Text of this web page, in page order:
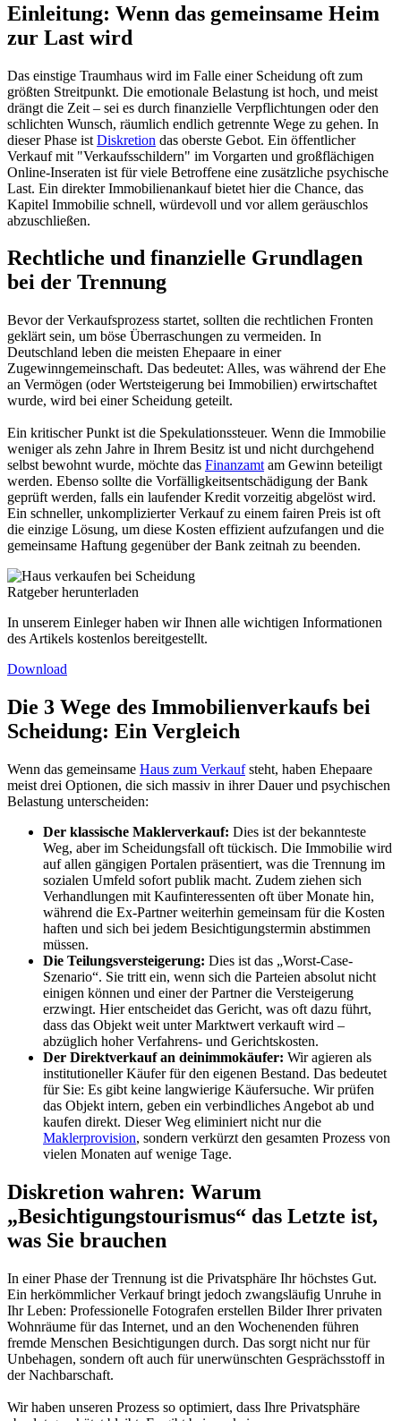
Einleitung: Wenn das gemeinsame Heim
zur Last wird
Das einstige Traumhaus wird im Falle einer Scheidung oft zum
größten Streitpunkt. Die emotionale Belastung ist hoch, und meist
drängt die Zeit – sei es durch finanzielle Verpflichtungen oder den
schlichten Wunsch, räumlich endlich getrennte Wege zu gehen. In
dieser Phase ist Diskretion das oberste Gebot. Ein öffentlicher
Verkauf mit "Verkaufsschildern" im Vorgarten und großflächigen
Online-Inseraten ist für viele Betroffene eine zusätzliche psychische
Last. Ein direkter Immobilienankauf bietet hier die Chance, das
Kapitel Immobilie schnell, würdevoll und vor allem geräuschlos
abzuschließen.
Rechtliche und finanzielle Grundlagen
bei der Trennung
Bevor der Verkaufsprozess startet, sollten die rechtlichen Fronten
geklärt sein, um böse Überraschungen zu vermeiden. In
Deutschland leben die meisten Ehepaare in einer
Zugewinngemeinschaft. Das bedeutet: Alles, was während der Ehe
an Vermögen (oder Wertsteigerung bei Immobilien) erwirtschaftet
wurde, wird bei einer Scheidung geteilt.
Ein kritischer Punkt ist die Spekulationssteuer. Wenn die Immobilie
weniger als zehn Jahre in Ihrem Besitz ist und nicht durchgehend
selbst bewohnt wurde, möchte das Finanzamt am Gewinn beteiligt
werden. Ebenso sollte die Vorfälligkeitsentschädigung der Bank
geprüft werden, falls ein laufender Kredit vorzeitig abgelöst wird.
Ein schneller, unkomplizierter Verkauf zu einem fairen Preis ist oft
die einzige Lösung, um diese Kosten effizient aufzufangen und die
gemeinsame Haftung gegenüber der Bank zeitnah zu beenden.
Ratgeber herunterladen
In unserem Einleger haben wir Ihnen alle wichtigen Informationen
des Artikels kostenlos bereitgestellt.
Download
Die 3 Wege des Immobilienverkaufs bei
Scheidung: Ein Vergleich
Wenn das gemeinsame Haus zum Verkaufsteht, haben Ehepaare
meist drei Optionen, die sich massiv in ihrer Dauer und psychischen
Belastung unterscheiden:
Der klassische Maklerverkauf: Dies ist der bekannteste
Weg, aber im Scheidungsfall oft tückisch. Die Immobilie wird
auf allen gängigen Portalen präsentiert, was die Trennung im
sozialen Umfeld sofort publik macht. Zudem ziehen sich
Verhandlungen mit Kaufinteressenten oft über Monate hin,
während die Ex-Partner weiterhin gemeinsam für die Kosten
haften und sich bei jedem Besichtigungstermin abstimmen
müssen.
Die Teilungsversteigerung: Dies ist das „Worst-Case-
Szenario“. Sie tritt ein, wenn sich die Parteien absolut nicht
einigen können und einer der Partner die Versteigerung
erzwingt. Hier entscheidet das Gericht, was oft dazu führt,
dass das Objekt weit unter Marktwert verkauft wird –
abzüglich hoher Verfahrens- und Gerichtskosten.
Der Direktverkauf an deinimmokäufer: Wir agieren als
institutioneller Käufer für den eigenen Bestand. Das bedeutet
für Sie: Es gibt keine langwierige Käufersuche. Wir prüfen
das Objekt intern, geben ein verbindliches Angebot ab und
kaufen direkt. Dieser Weg eliminiert nicht nur die
Maklerprovision, sondern verkürzt den gesamten Prozess von
vielen Monaten auf wenige Tage.
Diskretion wahren: Warum
„Besichtigungstourismus“ das Letzte ist,
was Sie brauchen
In einer Phase der Trennung ist die Privatsphäre Ihr höchstes Gut.
Ein herkömmlicher Verkauf bringt jedoch zwangsläufig Unruhe in
Ihr Leben: Professionelle Fotografen erstellen Bilder Ihrer privaten
Wohnräume für das Internet, und an den Wochenenden führen
fremde Menschen Besichtigungen durch. Das sorgt nicht nur für
Unbehagen, sondern oft auch für unerwünschten Gesprächsstoff in
der Nachbarschaft.
Wir haben unseren Prozess so optimiert, dass Ihre Privatsphäre